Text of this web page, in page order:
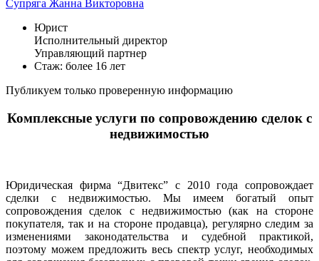
Супряга Жанна Викторовна
Юрист
Исполнительный директор
Управляющий партнер
Стаж: более 16 лет
Публикуем только проверенную информацию
Комплексные услуги по сопровождению сделок с
недвижимостью
Юридическая фирма “Двитекс” с 2010 года сопровождает
сделки с недвижимостью. Мы имеем богатый опыт
сопровождения сделок с недвижимостью (как на стороне
покупателя, так и на стороне продавца), регулярно следим за
изменениями законодательства и судебной практикой,
поэтому можем предложить весь спектр услуг, необходимых